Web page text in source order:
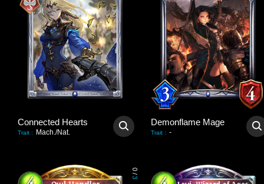
Connected Hearts
Trait : Mach./Nat.
Demonflame Mage
Trait : -
0
/
3